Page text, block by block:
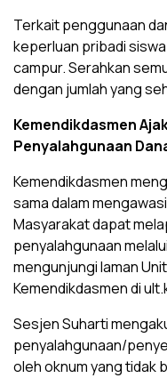
Terkait penggunaan
keperluan pribadi
campur. Serahkan
dengan jumlah yang
Kemendikdasmen
Penyalahgunaan
Kemendikdasmen
sama dalam
Masyarakat dapat
penyalahgunaan
mengunjungi laman
Kemendikdasmen di
Sesjen Suharti
penyalahgunaan/
oleh oknum yang tidak